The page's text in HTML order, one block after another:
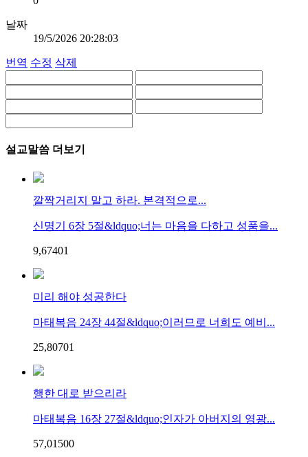
날짜
19/5/2026 20:28:03
번역 수정 삭제
설교말씀 더보기
깔짝거리지 말고 하라. 본격적으로...
신명기 6장 5절&ldquo;너는 마음을 다하고 성품을...
9,67401
미리 해야 성공한다
마태복음 24장 44절&ldquo;이러므로 너희도 예비...
25,80701
행한 대로 받으리라
마태복음 16장 27절&ldquo;인자가 아버지의 영광...
57,01500